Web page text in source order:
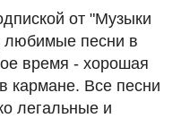
от "Музыки
любимые песни в
время - хорошая
кармане. Все песни
легальные и